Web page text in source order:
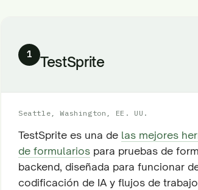
1 TestSprite
Seattle, Washington, EE. UU.
TestSprite es una de las mejores
de formularios para pruebas de
backend, diseñada para funcionar
codificación de IA y flujos de